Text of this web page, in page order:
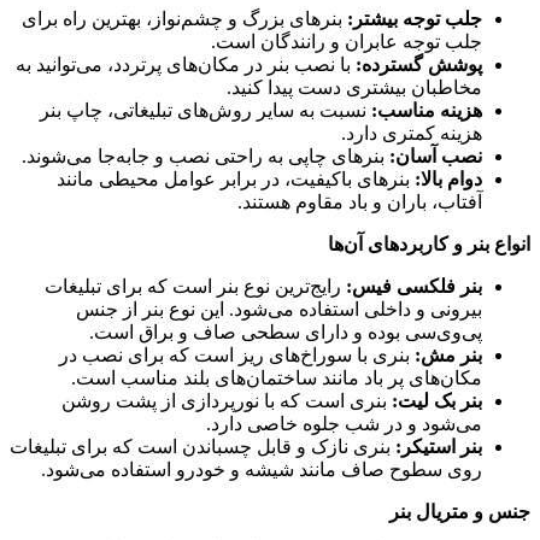
جلب توجه بیشتر: بنرهای بزرگ و چشم‌نواز، بهترین راه برای
جلب توجه عابران و رانندگان است.
پوشش گسترده: با نصب بنر در مکان‌های پرتردد، می‌توانید به
مخاطبان بیشتری دست پیدا کنید.
هزینه مناسب: نسبت به سایر روش‌های تبلیغاتی، چاپ بنر
هزینه کمتری دارد.
نصب آسان: بنرهای چاپی به راحتی نصب و جابه‌جا می‌شوند.
دوام بالا: بنرهای باکیفیت، در برابر عوامل محیطی مانند
آفتاب، باران و باد مقاوم هستند.
انواع بنر و کاربردهای آن‌ها
بنر فلکسی فیس: رایج‌ترین نوع بنر است که برای تبلیغات
بیرونی و داخلی استفاده می‌شود. این نوع بنر از جنس
پی‌وی‌سی بوده و دارای سطحی صاف و براق است.
بنر مش: بنری با سوراخ‌های ریز است که برای نصب در
مکان‌های پر باد مانند ساختمان‌های بلند مناسب است.
بنر بک لیت: بنری است که با نورپردازی از پشت روشن
می‌شود و در شب جلوه خاصی دارد.
بنر استیکر: بنری نازک و قابل چسباندن است که برای تبلیغات
روی سطوح صاف مانند شیشه و خودرو استفاده می‌شود.
جنس و متریال بنر